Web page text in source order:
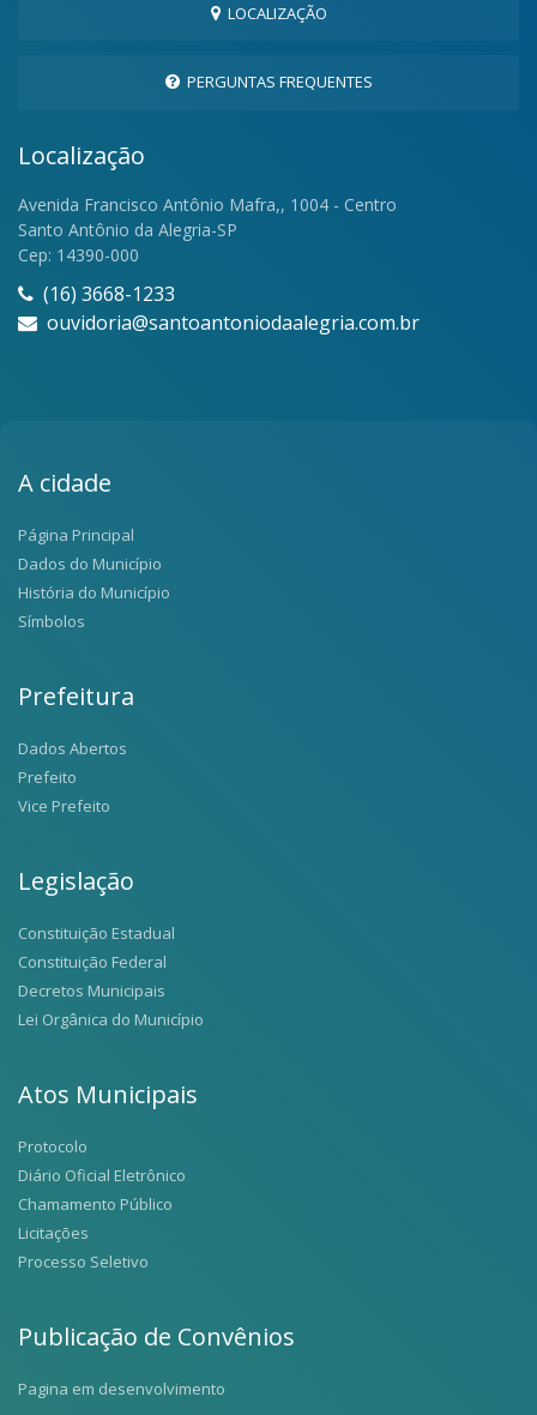
LOCALIZAÇÃO
PERGUNTAS FREQUENTES
Localização
Avenida Francisco Antônio Mafra,, 1004 - Centro
Santo Antônio da Alegria-SP
Cep: 14390-000
(16) 3668-1233
ouvidoria@santoantoniodaalegria.com.br
A cidade
Página Principal
Dados do Município
História do Município
Símbolos
Prefeitura
Dados Abertos
Prefeito
Vice Prefeito
Legislação
Constituição Estadual
Constituição Federal
Decretos Municipais
Lei Orgânica do Município
Atos Municipais
Protocolo
Diário Oficial Eletrônico
Chamamento Público
Licitações
Processo Seletivo
Publicação de Convênios
Pagina em desenvolvimento